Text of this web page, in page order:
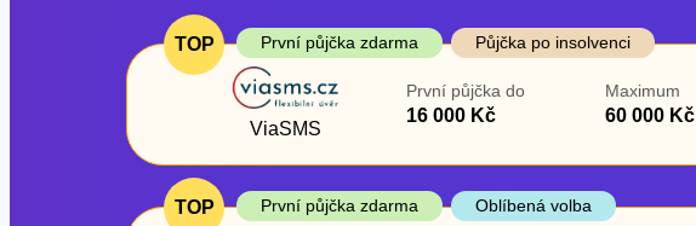
Cena
Od
První půjčka zdarma
ano
TOP První půjčka zdarma Půjčka po insolvenci
ViaSMS
První půjčka do
16 000 Kč
Maximum
60 000 Kč
TOP První půjčka zdarma Oblíbená volba